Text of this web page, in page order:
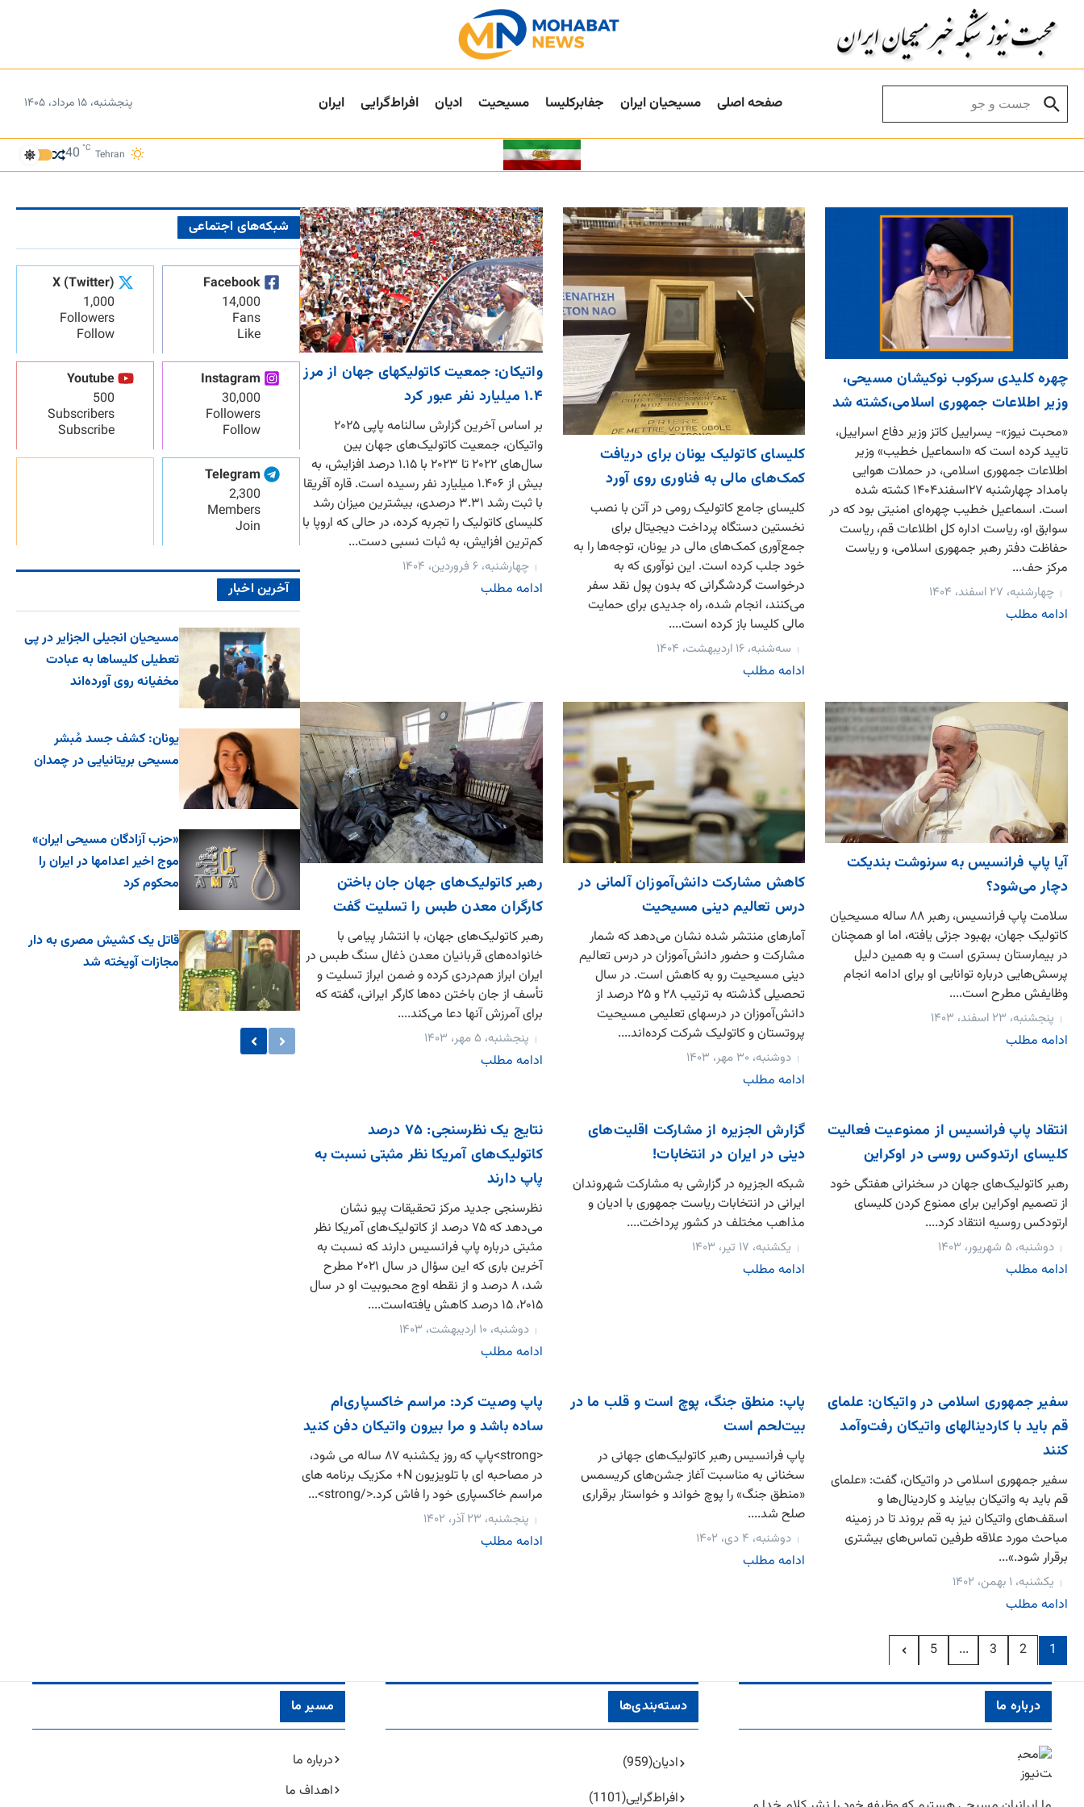
صفحه اصلی مسیحیان ایران جفا‌بر‌کلیسا مسیحیت ادیان افراط‌گرایی ایران پنجشنبه، ۱۵ مرداد، ۱۴۰۵
Tehran
40 °C
چهره کلیدی سرکوب نوکیشان مسیحی،
وزیر اطلاعات جمهوری اسلامی،کشته شد
«محبت نیوز»- یسراییل کاتز وزیر دفاع اسراییل،
تایید کرده است که «اسماعیل خطیب» وزیر
اطلاعات جمهوری اسلامی، در حملات هوایی
بامداد چهارشنبه ۲۷اسفند۱۴۰۴ کشته شده
است. اسماعیل خطیب چهره‌ای امنیتی بود که در
سوابق او، ریاست اداره کل اطلاعات قم، ریاست
حفاظت دفتر رهبر جمهوری اسلامی، و ریاست
مرکز حف...
چهارشنبه، ۲۷ اسفند، ۱۴۰۴
ادامه مطلب
کلیسای کاتولیک یونان برای دریافت
کمک‌های مالی به فناوری روی آورد
کلیسای جامع کاتولیک رومی در آتن با نصب
نخستین دستگاه پرداخت دیجیتال برای
جمع‌آوری کمک‌های مالی در یونان، توجه‌ها را به
خود جلب کرده است. این نوآوری که به
درخواست گردشگرانی که بدون پول نقد سفر
می‌کنند، انجام شده، راه جدیدی برای حمایت
مالی کلیسا باز کرده است....
سه‌شنبه، ۱۶ اردیبهشت، ۱۴۰۴
ادامه مطلب
واتیکان: جمعیت کاتولیکهای جهان از مرز
۱.۴ میلیارد نفر عبور کرد
بر اساس آخرین گزارش سالنامه پاپی ۲۰۲۵
واتیکان، جمعیت کاتولیک‌های جهان بین
سال‌های ۲۰۲۲ تا ۲۰۲۳ با ۱.۱۵ درصد افزایش، به
بیش از ۱.۴۰۶ میلیارد نفر رسیده است. قاره آفریقا
با ثبت رشد ۳.۳۱ درصدی، بیشترین میزان رشد
کلیسای کاتولیک را تجربه کرده، در حالی که اروپا با
کم‌ترین افزایش، به ثبات نسبی دست...
چهارشنبه، ۶ فروردین، ۱۴۰۴
ادامه مطلب
آیا پاپ فرانسیس به سرنوشت بندیکت
دچار می‌شود؟
سلامت پاپ فرانسیس، رهبر ۸۸ ساله مسیحیان
کاتولیک جهان، بهبود جزئی یافته، اما او همچنان
در بیمارستان بستری است و به همین دلیل
پرسش‌هایی درباره توانایی او برای ادامه انجام
وظایفش مطرح است....
پنجشنبه، ۲۳ اسفند، ۱۴۰۳
ادامه مطلب
کاهش مشارکت دانش‌آموزان آلمانی در
درس تعالیم دینی مسیحیت
آمارهای منتشر شده نشان می‌دهد که شمار
مشارکت و حضور دانش‌آموزان در درس تعالیم
دینی مسیحیت رو به کاهش است. در سال
تحصیلی گذشته به ترتیب ۲۸ و ۲۵ درصد از
دانش‌آموزان در درسهای تعلیمی مسیحیت
پروتستان و کاتولیک شرکت کرده‌اند....
دوشنبه، ۳۰ مهر، ۱۴۰۳
ادامه مطلب
رهبر کاتولیک‌های جهان جان باختن
کارگران معدن طبس را تسلیت گفت
رهبر کاتولیک‌های جهان، با انتشار پیامی با
خانواده‌های قربانیان معدن ذغال سنگ طبس در
ایران ابراز هم‌دردی کرده و ضمن ابراز تسلیت و
تأسف از جان باختن ده‌ها کارگر ایرانی، گفته که
برای آمرزش آنها دعا می‌کند....
پنجشنبه، ۵ مهر، ۱۴۰۳
ادامه مطلب
انتقاد پاپ فرانسیس از ممنوعیت فعالیت
کلیسای ارتدوکس روسی در اوکراین
رهبر کاتولیک‌های جهان در سخنرانی هفتگی خود
از تصمیم اوکراین برای ممنوع کردن کلیسای
ارتودکس روسیه انتقاد کرد....
دوشنبه، ۵ شهریور، ۱۴۰۳
ادامه مطلب
گزارش الجزیره از مشارکت اقلیت‌های
دینی در ایران در انتخابات!
شبکه الجزیره در گزارشی به مشارکت شهروندان
ایرانی در انتخابات ریاست جمهوری با ادیان و
مذاهب مختلف در کشور پرداخت....
یکشنبه، ۱۷ تیر، ۱۴۰۳
ادامه مطلب
نتایج یک نظرسنجی: ۷۵ درصد
کاتولیک‌های آمریکا نظر مثبتی نسبت به
پاپ دارند
نظرسنجی جدید مرکز تحقیقات پیو نشان
می‌دهد که ۷۵ درصد از کاتولیک‌های آمریکا نظر
مثبتی درباره پاپ فرانسیس دارند که نسبت به
آخرین باری که این سؤال در سال ۲۰۲۱ مطرح
شد، ۸ درصد و از نقطه اوج محبوبیت او در سال
۲۰۱۵، ۱۵ درصد کاهش یافته‌است....
دوشنبه، ۱۰ اردیبهشت، ۱۴۰۳
ادامه مطلب
سفیر جمهوری اسلامی در واتیکان: علمای
قم باید با کاردینالهای واتیکان رفت‌و‌آمد
کنند
سفیر جمهوری اسلامی در واتیکان، گفت: «علمای
قم باید به واتیکان بیایند و کاردینال‌ها و
اسقف‌های واتیکان نیز به قم بروند تا در زمینه
مباحث مورد علاقه طرفین تماس‌های بیشتری
برقرار شود.»...
یکشنبه، ۱ بهمن، ۱۴۰۲
ادامه مطلب
پاپ: منطق جنگ، پوچ است و قلب ما در
بیت‌لحم است
پاپ فرانسیس رهبر کاتولیک‌های جهانی در
سخنانی به مناسبت آغاز جشن‌های کریسمس
«منطق جنگ» را پوچ خواند و خواستار برقراری
صلح شد....
دوشنبه، ۴ دی، ۱۴۰۲
ادامه مطلب
پاپ وصیت کرد: مراسم خاکسپاری‌ام
ساده باشد و مرا بیرون واتیکان دفن کنید
<strong>پاپ که روز یکشنبه ۸۷ ساله می شود،
در مصاحبه ای با تلویزیون N+ مکزیک برنامه های
مراسم خاکسپاری خود را فاش کرد.</strong>...
پنجشنبه، ۲۳ آذر، ۱۴۰۲
ادامه مطلب
1
2
3
...
5
شبکه‌های اجتماعی
Facebook
14,000
Fans
Like
X (Twitter)
1,000
Followers
Follow
Instagram
30,000
Followers
Follow
Youtube
500
Subscribers
Subscribe
Telegram
2,300
Members
Join
آخرین اخبار
مسیحیان انجیلی الجزایر در پی
تعطیلی کلیساها به عبادت
مخفیانه روی آورده‌اند
یونان: کشف جسد مُبشر
مسیحی بریتانیایی در چمدان
«حزب آزادگان مسیحی ایران»
موج اخیر اعدامها در ایران را
محکوم کرد
قاتل یک کشیش مصری به دار
مجازات آویخته شد
درباره ما دسته‌بندی‌ها
ادیان(959)
افراط‌گرایی(1101)
مسیر ما
درباره ما
اهداف ما